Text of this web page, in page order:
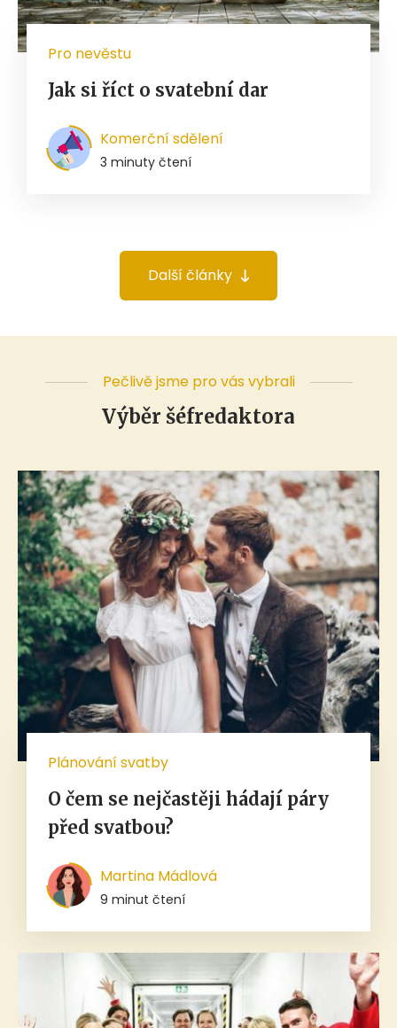
Pro nevěstu
Jak si říct o svatební dar
Komerční sdělení
3 minuty čtení
Další články
Pečlivě jsme pro vás vybrali
Výběr šéfredaktora
Plánování svatby
O čem se nejčastěji hádají páry
před svatbou?
Martina Mádlová
9 minut čtení